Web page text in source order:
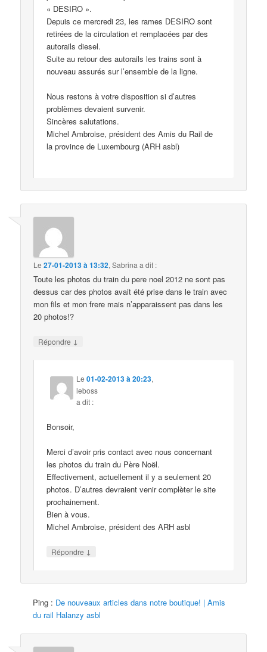
« DESIRO ».
Depuis ce mercredi 23, les rames DESIRO sont
retirées de la circulation et remplacées par des
autorails diesel.
Suite au retour des autorails les trains sont à
nouveau assurés sur l’ensemble de la ligne.
Nous restons à votre disposition si d’autres
problèmes devaient survenir.
Sincères salutations.
Michel Ambroise, président des Amis du Rail de
la province de Luxembourg (ARH asbl)
Le27-01-2013 à 13:32,Sabrina a dit :
Toute les photos du train du pere noel 2012 ne sont pas
dessus car des photos avait été prise dans le train avec
mon fils et mon frere mais n’apparaissent pas dans les
20 photos!?
Répondre ↓
Le01-02-2013 à 20:23,
leboss
a dit :
Bonsoir,
Merci d’avoir pris contact avec nous concernant
les photos du train du Père Noël.
Effectivement, actuellement il y a seulement 20
photos. D’autres devraient venir complèter le site
prochainement.
Bien à vous.
Michel Ambroise, président des ARH asbl
Répondre ↓
Ping : De nouveaux articles dans notre boutique! | Amis
du rail Halanzy asbl